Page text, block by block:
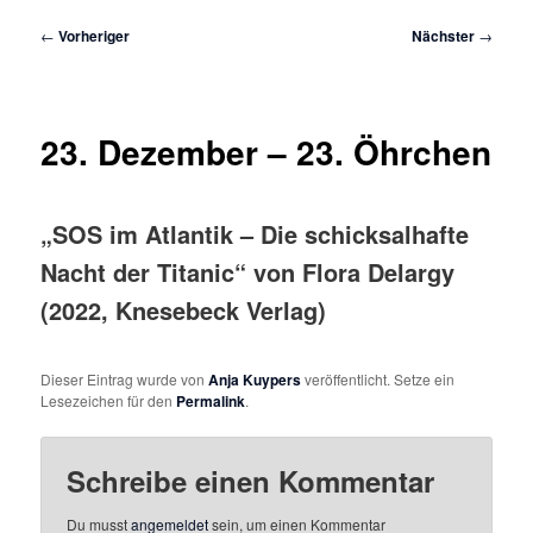
Beitragsnavigation
← Vorheriger Nächster →
23. Dezember – 23. Öhrchen
„SOS im Atlantik – Die schicksalhafte
Nacht der Titanic“ von Flora Delargy
(2022, Knesebeck Verlag)
Dieser Eintrag wurde vonAnja Kuypersveröffentlicht. Setze ein
Lesezeichen für den Permalink.
Schreibe einen Kommentar
Du musstangemeldetsein, um einen Kommentar